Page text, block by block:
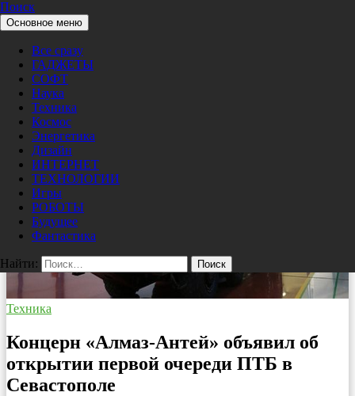
Перейти к содержимому
Pro/Hi-Tech
Поиск
Основное меню
Все сразу
ГАДЖЕТЫ
СОФТ
Наука
Техника
Космос
Энергетика
Дизайн
ИНТЕРНЕТ
ТЕХНОЛОГИИ
Игры
РОБОТЫ
Будущее
Фантастика
Найти:
Техника
Концерн «Алмаз-Антей» объявил об
открытии первой очереди ПТБ в
Севастополе